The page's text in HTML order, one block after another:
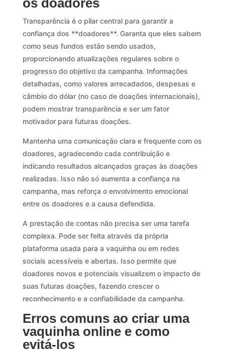
Transparência é o pilar central para garantir a
confiança dos **doadores**. Garanta que eles sabem
como seus fundos estão sendo usados,
proporcionando atualizações regulares sobre o
progresso do objetivo da campanha. Informações
detalhadas, como valores arrecadados, despesas e
câmbio do dólar (no caso de doações internacionais),
podem mostrar transparência e ser um fator
motivador para futuras doações.
Mantenha uma comunicação clara e frequente com os
doadores, agradecendo cada contribuição e
indicando resultados alcançados graças às doações
realizadas. Isso não só aumenta a confiança na
campanha, mas reforça o envolvimento emocional
entre os doadores e a causa defendida.
A prestação de contas não precisa ser uma tarefa
complexa. Pode ser feita através da própria
plataforma usada para a vaquinha ou em redes
sociais acessíveis e abertas. Isso permite que
doadores novos e potenciais visualizem o impacto de
suas futuras doações, fazendo crescer o
reconhecimento e a confiabilidade da campanha.
Erros comuns ao criar uma
vaquinha online e como
evitá-los